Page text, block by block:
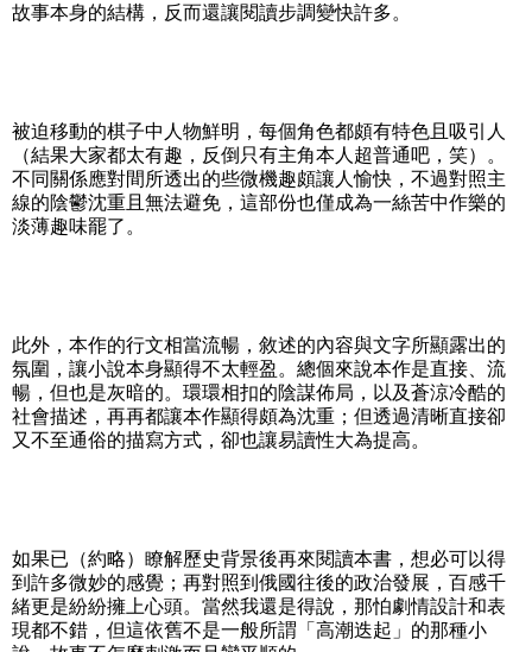
故事本身的結構，反而還讓閱讀步調變快許多。
被迫移動的棋子中人物鮮明，每個角色都頗有特色且吸引人
（結果大家都太有趣，反倒只有主角本人超普通吧，笑）。
不同關係應對間所透出的些微機趣頗讓人愉快，不過對照主
線的陰鬱沈重且無法避免，這部份也僅成為一絲苦中作樂的
淡薄趣味罷了。
此外，本作的行文相當流暢，敘述的內容與文字所顯露出的
氛圍，讓小說本身顯得不太輕盈。總個來說本作是直接、流
暢，但也是灰暗的。環環相扣的陰謀佈局，以及蒼涼冷酷的
社會描述，再再都讓本作顯得頗為沈重；但透過清晰直接卻
又不至通俗的描寫方式，卻也讓易讀性大為提高。
如果已（約略）瞭解歷史背景後再來閱讀本書，想必可以得
到許多微妙的感覺；再對照到俄國往後的政治發展，百感千
緒更是紛紛擁上心頭。當然我還是得說，那怕劇情設計和表
現都不錯，但這依舊不是一般所謂「高潮迭起」的那種小